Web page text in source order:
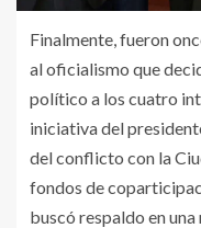
Finalmente, fueron
al oficialismo que
político a los cuatro
iniciativa del
del conflicto con la
fondos de
buscó respaldo en